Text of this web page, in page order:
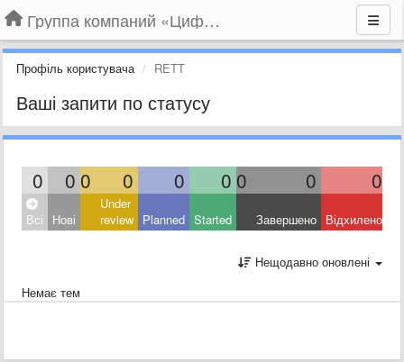
Группа компаний «Цифрабар»
Профіль користувача RETT
Ваші запити по статусу
0 0 0 0 0 0 0 0 0
Всі Нові
Under
review Planned Started Завершено Відхилено
Нещодавно оновлені
Немає тем